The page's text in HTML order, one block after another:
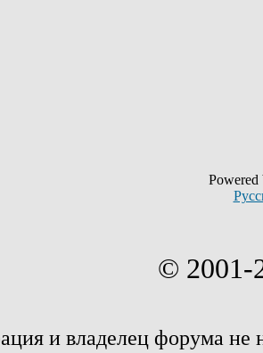
© 2001-
и владелец форума не